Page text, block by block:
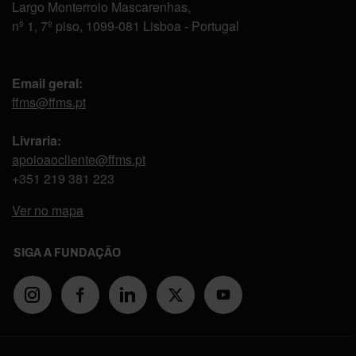
Largo Monterroio Mascarenhas,
nº 1, 7º piso, 1099-081 Lisboa - Portugal
Email geral:
ffms@ffms.pt
Livraria:
apoioaocliente@ffms.pt
+351 219 381 223
Ver no mapa
SIGA A FUNDAÇÃO